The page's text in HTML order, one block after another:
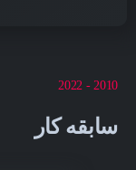
2010 - 2022
سابقه کار